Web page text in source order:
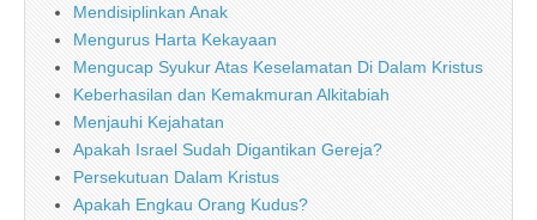
Mendisiplinkan Anak
Mengurus Harta Kekayaan
Mengucap Syukur Atas Keselamatan Di Dalam Kristus
Keberhasilan dan Kemakmuran Alkitabiah
Menjauhi Kejahatan
Apakah Israel Sudah Digantikan Gereja?
Persekutuan Dalam Kristus
Apakah Engkau Orang Kudus?